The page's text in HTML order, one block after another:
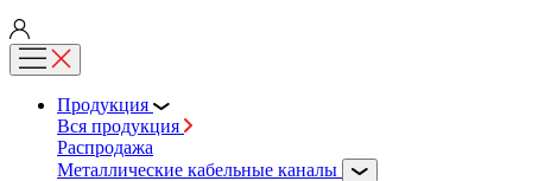
Продукция
Вся продукция
Распродажа
Металлические кабельные каналы